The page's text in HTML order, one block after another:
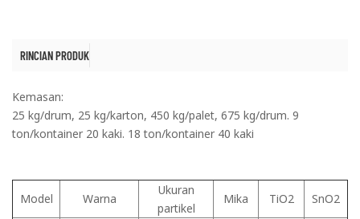
RINCIAN PRODUK
Kemasan:
25 kg/drum, 25 kg/karton, 450 kg/palet, 675 kg/drum. 9
ton/kontainer 20 kaki. 18 ton/kontainer 40 kaki
Model Warna
Ukuran
partikel
Mika TiO2
SnO2